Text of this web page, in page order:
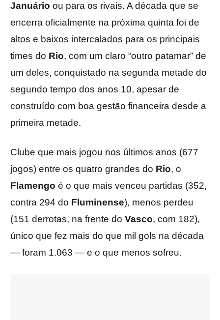
Januário ou para os rivais. A década que se
encerra oficialmente na próxima quinta foi de
altos e baixos intercalados para os principais
times do Rio, com um claro “outro patamar” de
um deles, conquistado na segunda metade do
segundo tempo dos anos 10, apesar de
construído com boa gestão financeira desde a
primeira metade.
Clube que mais jogou nos últimos anos (677
jogos) entre os quatro grandes do Rio, o
Flamengo é o que mais venceu partidas (352,
contra 294 do Fluminense), menos perdeu
(151 derrotas, na frente do Vasco, com 182),
único que fez mais do que mil gols na década
— foram 1.063 — e o que menos sofreu.